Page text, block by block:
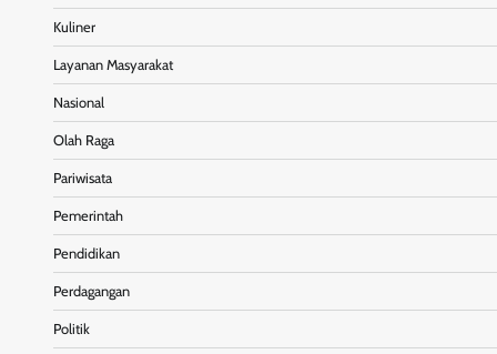
Kuliner
Layanan Masyarakat
Nasional
Olah Raga
Pariwisata
Pemerintah
Pendidikan
Perdagangan
Politik